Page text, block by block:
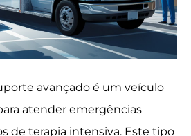
avançado é um veículo
atender emergências
de terapia intensiva. Este tipo